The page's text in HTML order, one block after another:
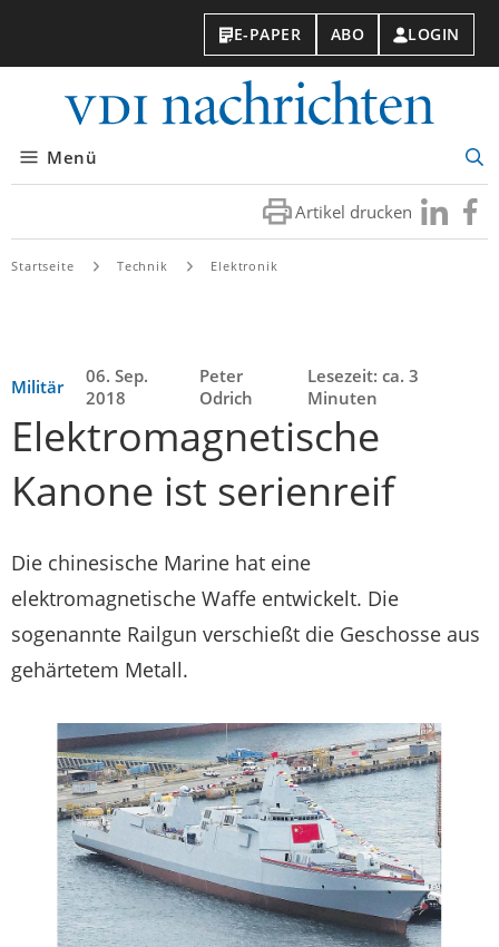
E-PAPER ABO LOGIN
Menü
Artikel drucken Besuchen
Sie
Sie
Startseite Technik Elektronik
Militär
06. Sep.
2018
Peter
Odrich
Lesezeit: ca. 3
Minuten
Elektromagnetische
Kanone ist serienreif
Die chinesische Marine hat eine
elektromagnetische Waffe entwickelt. Die
sogenannte Railgun verschießt die Geschosse aus
gehärtetem Metall.